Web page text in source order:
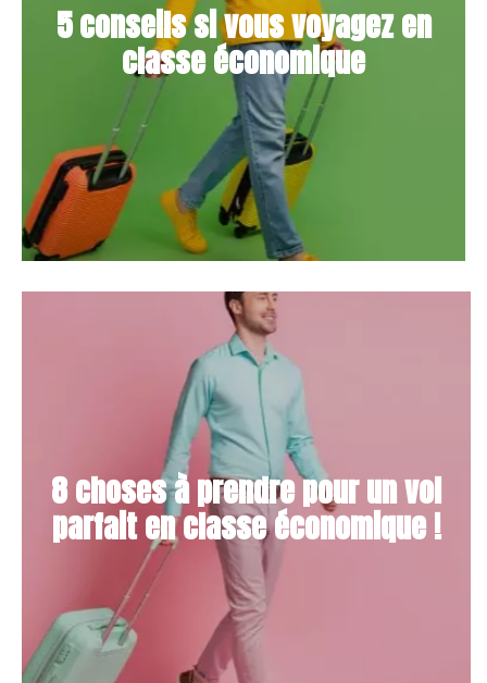
5 conseils si vous voyagez en
classe économique
8 choses à prendre pour un vol
parfait en classe économique !